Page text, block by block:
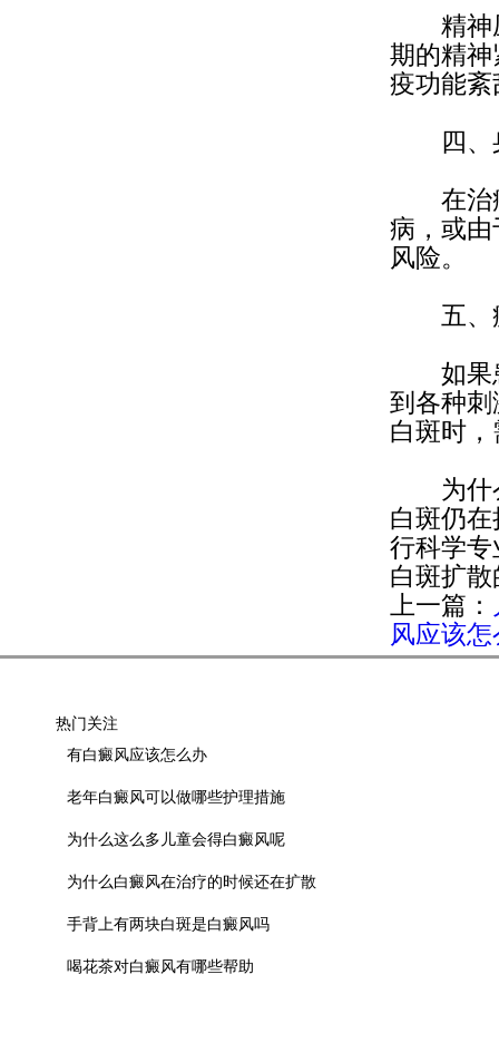
精神压
期的精
疫功能
四、
在治疗
病，或
风险。
五、
如果患
到各种
白斑时
为什
白斑仍
行科学
白斑扩
上一篇：
风应该怎
热门关注
有白癜风应该怎么办
老年白癜风可以做哪些护理措施
为什么这么多儿童会得白癜风呢
为什么白癜风在治疗的时候还在扩散
手背上有两块白斑是白癜风吗
喝花茶对白癜风有哪些帮助